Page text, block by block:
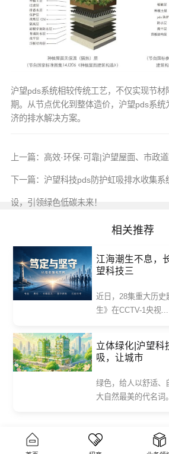
沪望pds系统相较传统工艺，不仅实现节材
期。从节点优化到整体造价，沪望pds系统
济的排水解决方案。
上一篇： 高效·环保·可靠|沪望屋面、市政
下一篇： 沪望科技pds防护虹吸排水收集系
设，引领绿色低碳未来！
相关推荐
江海潮生不息，
望科技三
近日，28集重大历史
生》在CCTV-1央视...
立体绿化|沪望科
吸，让城市
绿色，给人以舒适、
大自然最美的代名词